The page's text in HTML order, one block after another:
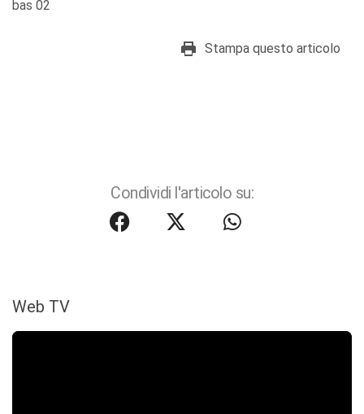
bas 02
Stampa questo articolo
Condividi l'articolo su:
Web TV